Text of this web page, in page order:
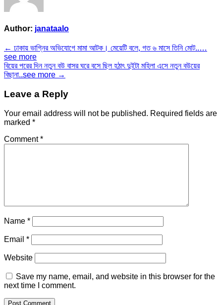
Author: janataalo
Post
navigation
← ঢাকায় ভাগ্নির অভিযোগে মামা আটক। মেয়েটি বলে, গত ৬ মাসে তিনি মোট..…
see more
বিয়ের পরের দিন নতুন বউ বাসর ঘরে বসে ছিল হঠাৎ দুইটা মহিলা এসে নতুন বউয়ের
বিছানা..see more →
Leave a Reply
Your email address will not be published. Required fields are
marked *
Comment*
Name *
Email *
Website
Save my name, email, and website in this browser for the
next time I comment.